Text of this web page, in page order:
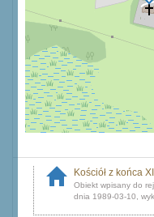
Kościół z końca
dnia 1989-03-10,